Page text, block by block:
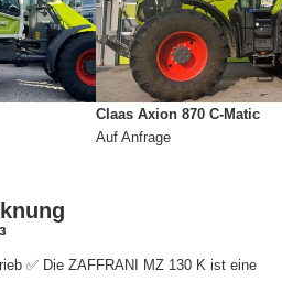
Claas Axion 870 C-Matic
Auf Anfrage
✅ Die ZAFFRANI MZ 130 K ist eine